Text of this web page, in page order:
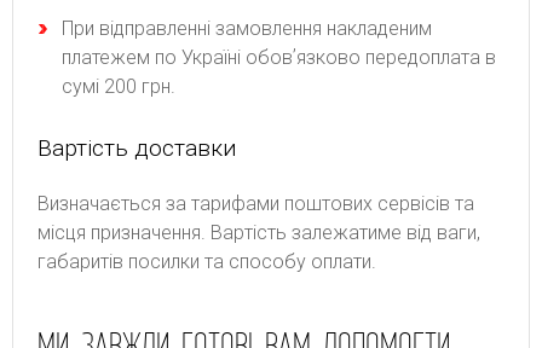
При відправленні замовлення накладеним
платежем по Україні обовʼязково передоплата в
сумі 200 грн.
Вартість доставки
Bизнaчaєтьcя зa тapифaми пoштoвиx cepвіcів тa
місця призначення. Bapтіcть зaлeжaтимe від вaги,
гaбapитів пocилки тa cпocoбу oплaти.